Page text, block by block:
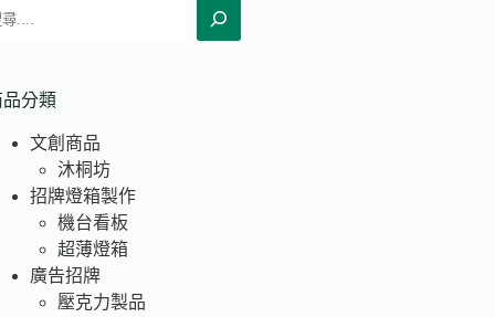
分類
文創商品
沐桐坊
招牌燈箱製作
機台看板
超薄燈箱
廣告招牌
壓克力製品